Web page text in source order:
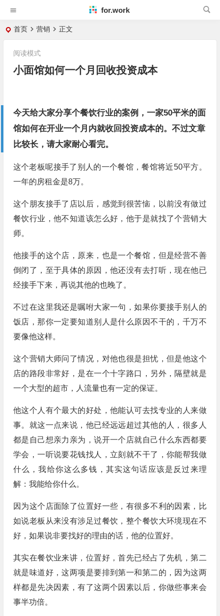
for.work
首页 营销 正文
小面馆如何一个月回收投资成本
阅读模式
今天给大家分享个餐饮行业的案例，一家50平米的面
馆如何在开业一个月内就收回投资成本的。不过文章
比较长，请大家耐心看完。
这个老板呢接手了别人的一个餐馆，餐馆将近50平方。
一年的房租金是8万。
这个朋友接手了店以后，感觉到很苦恼，以前没有做过
餐饮行业，他不知道该怎么好，他于是就找了个营销大
师。
他接手的这个店，原来，也是一个餐馆，但是经营不善
倒闭了，至于具体的原因，他还没有去打听，现在他已
经接手下来，再说其他的也晚了。
不过在这里我还是嘱咐大家一句，如果你要接手别人的
饭店，那你一定要知道别人是什么原因不干的，千万不
要像他这样。
这个营销大师问了情况，对他也很是担忧，但是他这个
店的路段非常好，是在一个十字路口，另外，隔壁就是
一个大型的超市，人流量也有一定的保证。
他这个人有个最大的好处，他能认可去找专业的人来做
事。就这一点来说，他已经远远超过其他的人，很多人
都是自己想亲力亲为，说开一个店就自己什么东西都要
学会，一听说要花钱找人，立刻就不干了，你能帮我做
什么，我给你这么多钱，其实这句话应该是反过来理
解：我能给你什么。
因为这个店面除了位置好一些，有很多不利的因素，比
如说老板从来没有涉足过餐饮，整个餐饮大环境现在不
好，如果说非要找好的理由的话，他的位置好。
其实在餐饮业来讲，位置好，首先已经占了先机，第二
就是味道好，这两项是要排到第一和第二的，因为这两
样都是先决因素，有了这两个因素以后，你做些事来会
事半功倍。